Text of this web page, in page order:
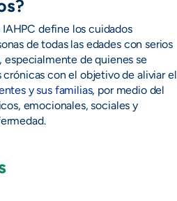
define los cuidados
de todas las edades con serios
especialmente de quienes se
con el objetivo de aliviar el
y sus familias, por medio del
emocionales, sociales y